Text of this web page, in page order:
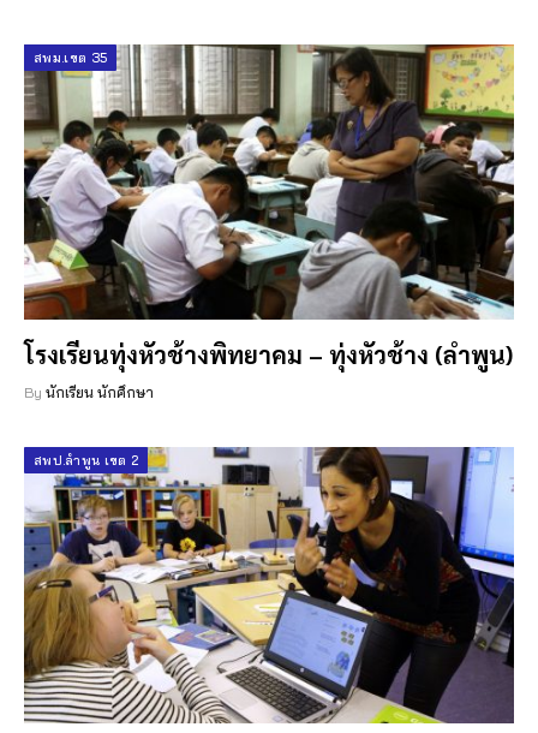
สพม.เขต 35
โรงเรียนทุ่งหัวช้างพิทยาคม – ทุ่งหัวช้าง (ลำพูน)
By นักเรียน นักศึกษา
สพป.ลำพูน เขต 2